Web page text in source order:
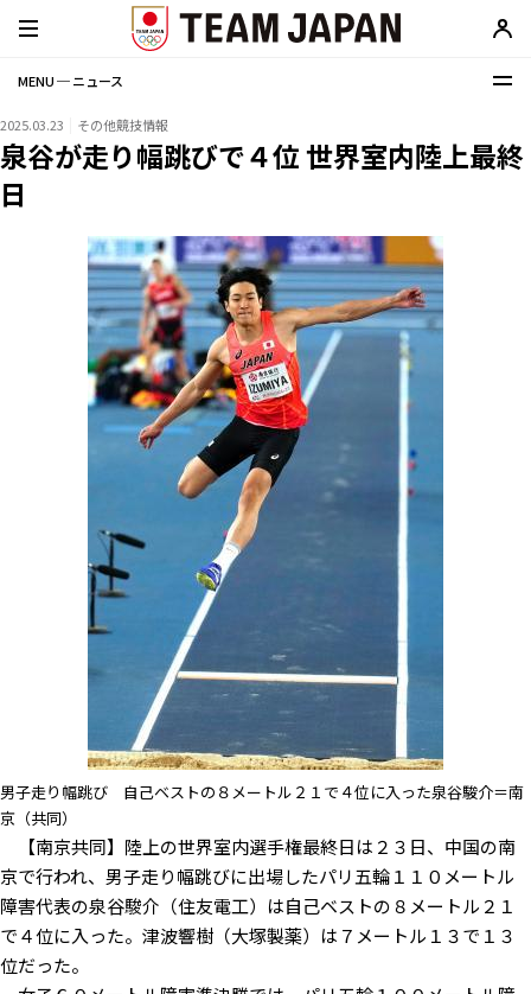
MENU ─ ニュース
2025.03.23 その他競技情報
泉谷が走り幅跳びで４位 世界室内陸上最終
日
男子走り幅跳び 自己ベストの８メートル２１で４位に入った泉谷駿介＝南
京（共同）
【南京共同】陸上の世界室内選手権最終日は２３日、中国の南
京で行われ、男子走り幅跳びに出場したパリ五輪１１０メートル
障害代表の泉谷駿介（住友電工）は自己ベストの８メートル２１
で４位に入った。津波響樹（大塚製薬）は７メートル１３で１３
位だった。